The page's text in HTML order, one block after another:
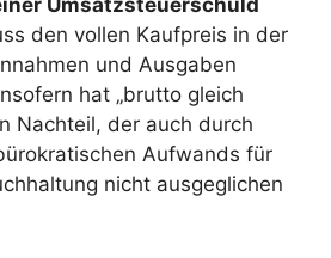
Umsatzsteuerschuld
den vollen Kaufpreis in der
und Ausgaben
hat „brutto gleich
Nachteil, der auch durch
Aufwands für
nicht ausgeglichen